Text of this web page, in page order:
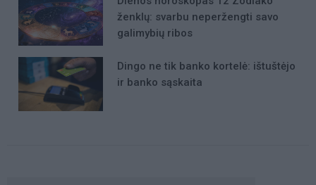
ženklų: svarbu neperžengti savo
galimybių ribos
Dingo ne tik banko kortelė: ištuštėjo
ir banko sąskaita